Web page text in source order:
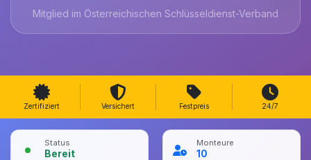
Mitglied im Österreichischen Schlüsseldienst-Verband
Zertifiziert Versichert Festpreis 24/7
Status
Bereit
Monteure
10